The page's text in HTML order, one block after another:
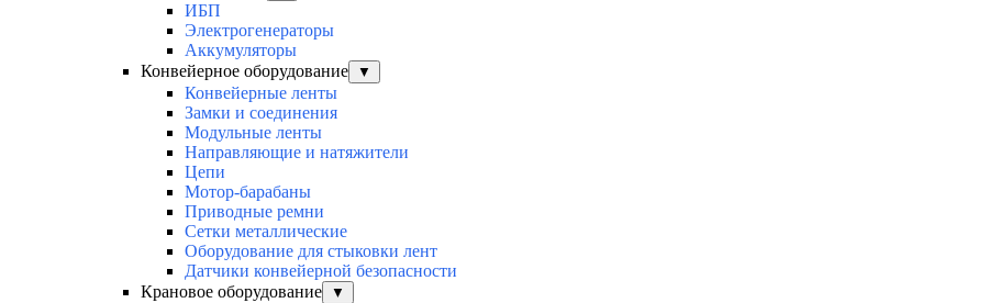
ИБП
Электрогенераторы
Аккумуляторы
Конвейерное оборудование
▼
Конвейерные ленты
Замки и соединения
Модульные ленты
Направляющие и натяжители
Цепи
Мотор-барабаны
Приводные ремни
Сетки металлические
Оборудование для стыковки лент
Датчики конвейерной безопасности
Крановое оборудование
▼